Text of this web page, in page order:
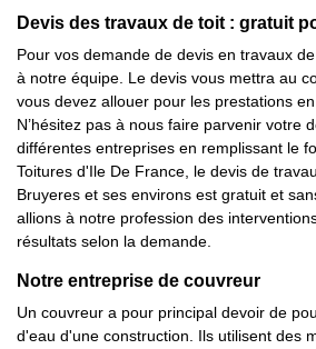
Devis des travaux de toit : gratuit
Pour vos demande de devis en travaux
à notre équipe. Le devis vous mettra au
vous devez allouer pour les prestations
N’hésitez pas à nous faire parvenir votre
différentes entreprises en remplissant le
Toitures d'Ile De France, le devis de
Bruyeres et ses environs est gratuit et
allions à notre profession des
résultats selon la demande.
Notre entreprise de couvreur
Un couvreur a pour principal devoir de
d'eau d'une construction. Ils utilisent des